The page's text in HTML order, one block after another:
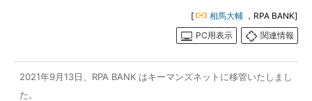
[ 相馬大輔 ，RPA BANK]
PC用表示
関連情報
2021年9月13日、RPA BANK はキーマンズネットに移管いたしまし
た。